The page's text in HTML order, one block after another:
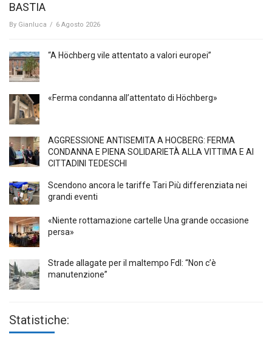
BASTIA
By Gianluca / 6 Agosto 2026
“A Höchberg vile attentato a valori europei”
«Ferma condanna all’attentato di Höchberg»
AGGRESSIONE ANTISEMITA A HÖCBERG: FERMA
CONDANNA E PIENA SOLIDARIETÀ ALLA VITTIMA E AI
CITTADINI TEDESCHI
Scendono ancora le tariffe Tari Più differenziata nei
grandi eventi
«Niente rottamazione cartelle Una grande occasione
persa»
Strade allagate per il maltempo FdI: “Non c’è
manutenzione”
Statistiche: